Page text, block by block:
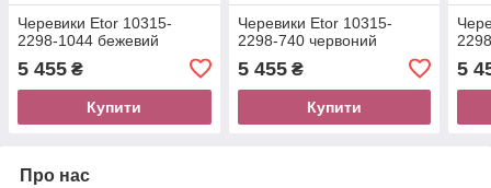
Черевики Etor 10315-
2298-1044 бежевий
5 455 ₴
Купити
Черевики Etor 10315-
2298-740 червоний
5 455₴
Купити
5
Про нас